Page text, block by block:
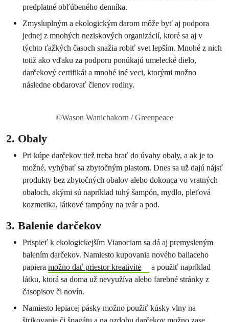
predplatné obľúbeného denníka.
Zmysluplným a ekologickým darom môže byť aj podpora
jednej z mnohých neziskových organizácií, ktoré sa aj v
týchto ťažkých časoch snažia robiť svet lepším. Mnohé z nich
totiž ako vďaku za podporu ponúkajú umelecké dielo,
darčekový certifikát a mnohé iné veci, ktorými možno
následne obdarovať členov rodiny.
©Wason Wanichakorn / Greenpeace
2. Obaly
Pri kúpe darčekov tiež treba brať do úvahy obaly, a ak je to
možné, vyhýbať sa zbytočným plastom. Dnes sa už dajú nájsť
produkty bez zbytočných obalov alebo dokonca vo vratných
obaloch, akými sú napríklad tuhý šampón, mydlo, pleťová
kozmetika, látkové tampóny na tvár a pod.
3. Balenie darčekov
Prispieť k ekologickejším Vianociam sa dá aj premysleným
balením darčekov. Namiesto kupovania nového baliaceho
papiera možno dať priestor kreativite
a použiť napríklad
látku, ktorá sa doma už nevyužíva alebo farebné stránky z
časopisov či novín.
Namiesto lepiacej pásky možno použiť kúsky vlny na